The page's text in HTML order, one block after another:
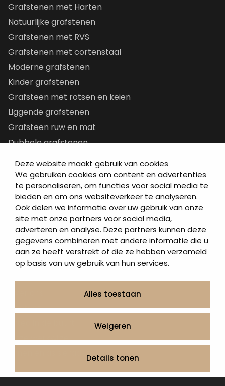
Deze website maakt gebruik van cookies
We gebruiken cookies om content en advertenties
te personaliseren, om functies voor social media te
bieden en om ons websiteverkeer te analyseren.
Ook delen we informatie over uw gebruik van onze
site met onze partners voor social media,
adverteren en analyse. Deze partners kunnen deze
gegevens combineren met andere informatie die u
aan ze heeft verstrekt of die ze hebben verzameld
op basis van uw gebruik van hun services.
Alles toestaan
Weigeren
Details tonen
Grafstenen met Harten
Natuurlijke grafstenen
Grafstenen met RVS
Grafstenen met cortenstaal
Moderne grafstenen
Kinder grafstenen
Grafsteen met rotsen en keien
Liggende grafstenen
Grafsteen ruw en mat
Dubbele grafstenen
Letterplaten
Grafzerken kopen
Direct naar
Grafstenen
As artikelen
Urngrafmonumenten
Informatie
Contact
Onze werkwijze
Urnen en as sieraden webshop
Volg ons op: